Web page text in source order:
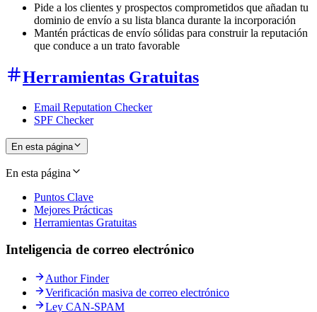
Pide a los clientes y prospectos comprometidos que añadan tu
dominio de envío a su lista blanca durante la incorporación
Mantén prácticas de envío sólidas para construir la reputación
que conduce a un trato favorable
Herramientas Gratuitas
Email Reputation Checker
SPF Checker
En esta página
En esta página
Puntos Clave
Mejores Prácticas
Herramientas Gratuitas
Inteligencia de correo electrónico
Author Finder
Verificación masiva de correo electrónico
Ley CAN-SPAM